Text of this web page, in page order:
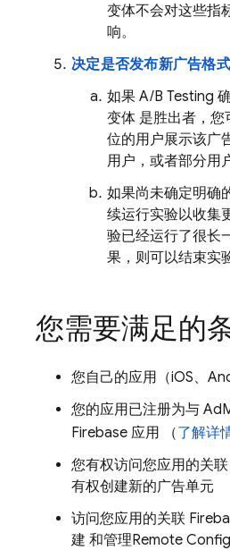
变体不会对这些指
响。
决定是否发布新广告格式
如果 A/B Testing
变体 是胜出者，
位的用户展示该广
用户，或者部分用
如果尚未确定明确
续运行实验以收集
验已经运行了很长
果，则可以结束实
您需要满足的
您自己的应用（iOS、
您的应用已注册为与
Firebase 应用 （了解详
您有权访问您应用的关
有权创建新的广告单元
访问您应用的关联
建 和管理Remote Config